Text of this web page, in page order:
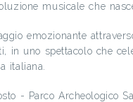
musicale che
emozionante
in uno spettacolo che
italiana.
- Parco Archeologico